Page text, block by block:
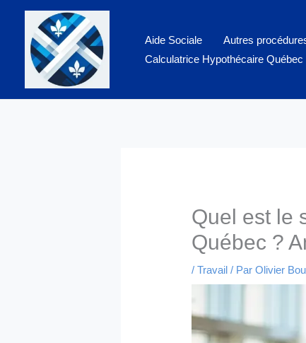
contenu
Aide Sociale Autres
Calculatrice Hypothécaire Québec
Quel est le
Québec ?
/Travail / ParOlivier